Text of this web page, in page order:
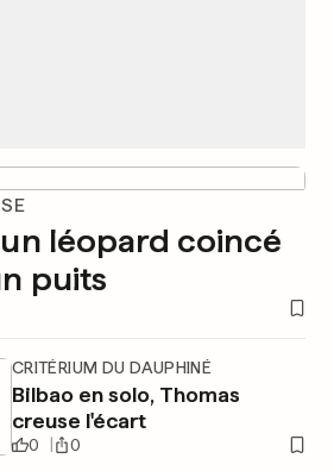
léopard coincé
puits
CRITÉRIUM DU DAUPHINÉ
Bilbao en solo, Thomas
creuse l'écart
0 0